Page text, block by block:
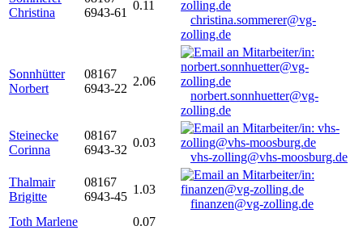
Christina
6943-61
0.11
christina.sommerer@vg-
zolling.de
Sonnhütter
Norbert
08167
6943-22
2.06
norbert.sonnhuetter@vg-
zolling.de
Steinecke
Corinna
08167
6943-32
0.03
vhs-zolling@vhs-moosburg.de
Thalmair
Brigitte
08167
6943-45
1.03
finanzen@vg-zolling.de
Toth Marlene
0.07